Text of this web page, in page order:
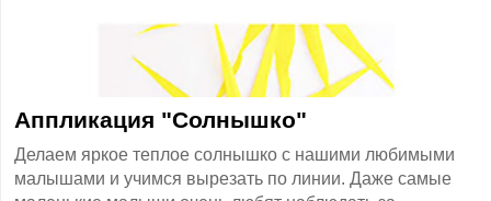
Аппликация "Солнышко"
Делаем яркое теплое солнышко с нашими любимыми
малышами и учимся вырезать по линии. Даже самые